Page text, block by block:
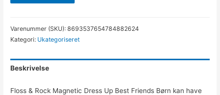
Varenummer (SKU):8693537654784882624
Kategori: Ukategoriseret
Beskrivelse
Floss & Rock Magnetic Dress Up Best Friends Børn kan have